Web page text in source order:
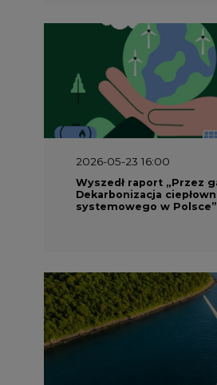
2026-05-23 16:00
Wyszedł raport „Przez
Dekarbonizacja
systemowego w Polsce”